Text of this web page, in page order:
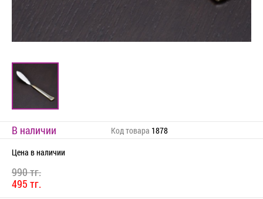
В наличии Код товара 1878
Цена в наличии
990 тг.
495 тг.